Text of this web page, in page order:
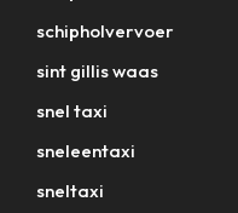
schipholvervoer
sint gillis waas
snel taxi
sneleentaxi
sneltaxi